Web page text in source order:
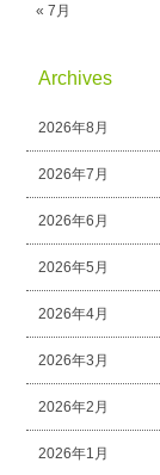
« 7月
Archives
2026年8月
2026年7月
2026年6月
2026年5月
2026年4月
2026年3月
2026年2月
2026年1月